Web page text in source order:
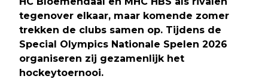
tegenover elkaar, maar komende zomer
trekken de clubs samen op. Tijdens de
Special Olympics Nationale Spelen 2026
organiseren zij gezamenlijk het
hockeytoernooi.